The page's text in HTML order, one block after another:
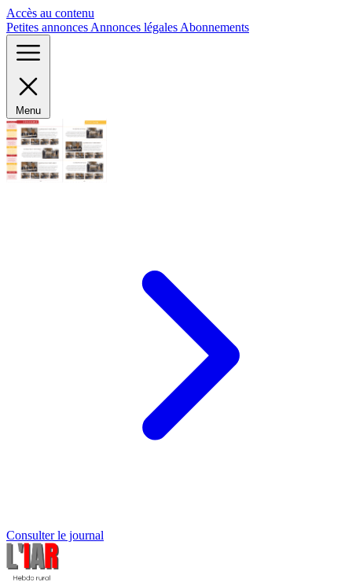
Accès au contenu
Petites annonces Annonces légales Abonnements
Menu
Consulter le journal
Panneau de gestion des cookies